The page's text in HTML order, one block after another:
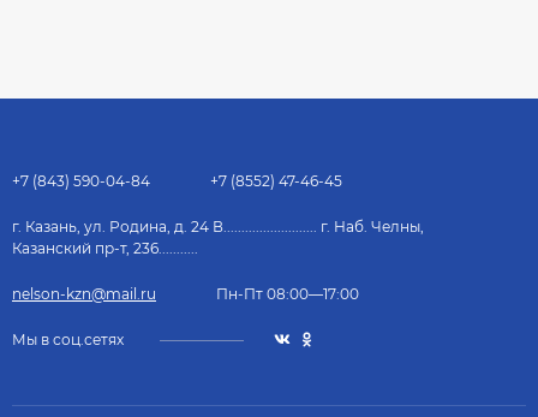
+7 (843) 590-04-84 +7 (8552) 47-46-45
г. Казань, ул. Родина, д. 24 В.......................... г. Наб. Челны,
Казанский пр-т, 236...........
nelson-kzn@mail.ru Пн-Пт 08:00—17:00
Мы в соц.сетях